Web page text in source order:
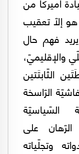
إلّا تعقيب
فهم حال
والإقليميّ،
الثّابتَتين
الفاشيّة الرّاسخة
السّياسيّة
والثّقافيّة؛ و(٢) الرّهان على
وتجلّياته